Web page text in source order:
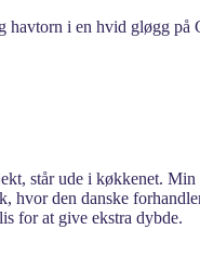
havtorn i en hvid gløgg
står ude i køkkenet.
hvor den danske
for at give ekstra dybde.